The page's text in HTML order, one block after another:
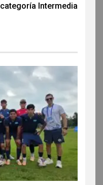
categoría Intermedia